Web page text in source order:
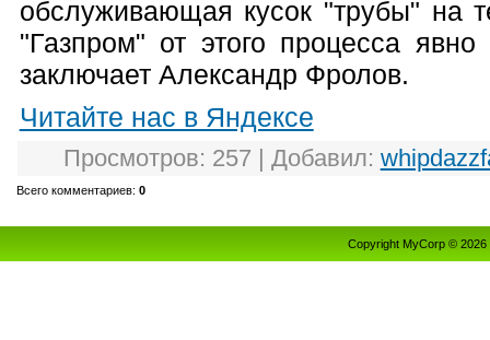
обслуживающая кусок "трубы" на
"Газпром" от этого процесса
заключает Александр Фролов.
Читайте нас в Яндексе
Просмотров: 257 | Добавил:
Всего комментариев: 0
Copyright MyCorp © 2026